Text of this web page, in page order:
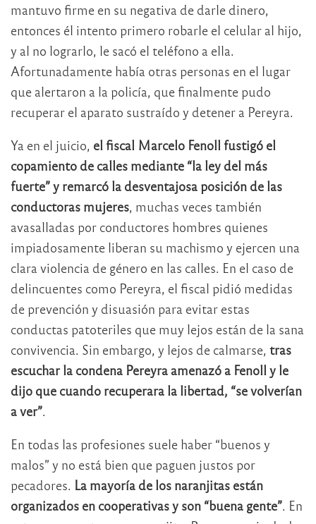
mantuvo firme en su negativa de darle dinero,
entonces él intento primero robarle el celular al hijo,
y al no lograrlo, le sacó el teléfono a ella.
Afortunadamente había otras personas en el lugar
que alertaron a la policía, que finalmente pudo
recuperar el aparato sustraído y detener a Pereyra.
Ya en el juicio, el fiscal Marcelo Fenoll fustigó el
copamiento de calles mediante “la ley del más
fuerte” y remarcó la desventajosa posición de las
conductoras mujeres, muchas veces también
avasalladas por conductores hombres quienes
impiadosamente liberan su machismo y ejercen una
clara violencia de género en las calles. En el caso de
delincuentes como Pereyra, el fiscal pidió medidas
de prevención y disuasión para evitar estas
conductas patoteriles que muy lejos están de la sana
convivencia. Sin embargo, y lejos de calmarse, tras
escuchar la condena Pereyra amenazó a Fenoll y le
dijo que cuando recuperara la libertad, “se volverían
a ver”.
En todas las profesiones suele haber “buenos y
malos” y no está bien que paguen justos por
pecadores. La mayoría de los naranjitas están
organizados en cooperativas y son “buena gente”. En